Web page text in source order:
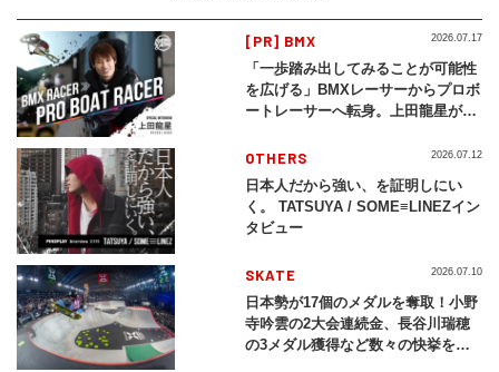
[PR] BMX
「一歩踏み出してみることが可能性
を広げる」BMXレーサーからプロボ
ートレーサーへ転身。上田龍星が体
2026.07.17
OTHERS
日本人だから強い、を証明しにい
く。 TATSUYA / SOME≡LINEZイン
タビュー
2026.07.12
SKATE
日本勢が17個のメダルを奪取！小野
寺吟雲の2大会連続金、長谷川瑞穂
の3メダル獲得など数々の快挙をプ
2026.07.10